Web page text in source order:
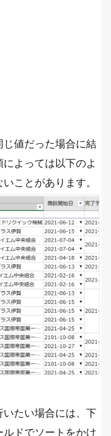
じ値だった場合に結
よっては以下のよ
ことがあります。
いたい場合には、下
ドでソートをかけ